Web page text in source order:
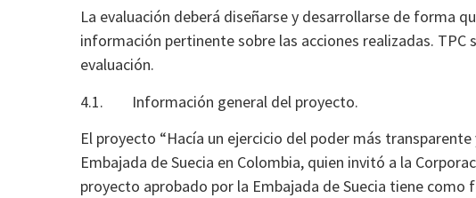
La evaluación deberá diseñarse y desarrollarse de forma
información pertinente sobre las acciones realizadas.
evaluación.
4.1. Información general del proyecto.
El proyecto “Hacía un ejercicio del poder más
Embajada de Suecia en Colombia, quien invitó a la
proyecto aprobado por la Embajada de Suecia tiene como